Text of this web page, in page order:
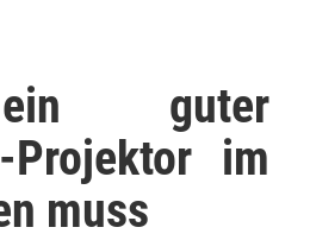
guter
Projektor im
muss